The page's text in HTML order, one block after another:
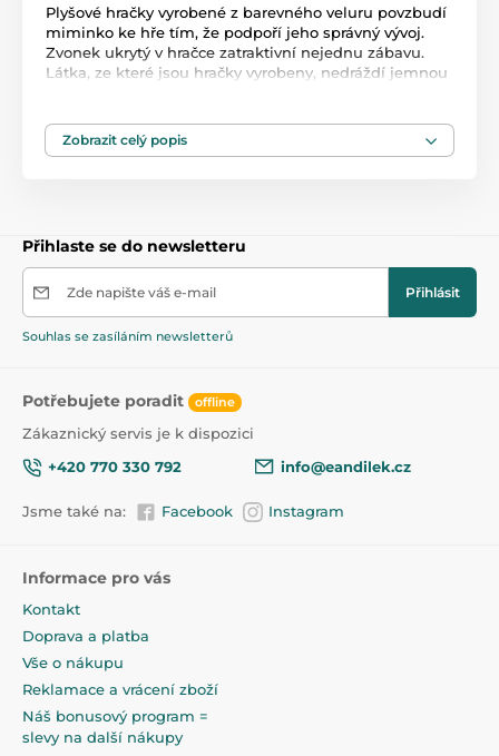
Plyšové hračky vyrobené z barevného veluru povzbudí
miminko ke hře tím, že podpoří jeho správný vývoj.
Zvonek ukrytý v hračce zatraktivní nejednu zábavu.
Látka, ze které jsou hračky vyrobeny, nedráždí jemnou
Produkt je zařazen v kategoriích
Zobrazit celý popis
Přihlaste se do newsletteru
Zde napište váš e-mail Přihlásit
Souhlas se zasíláním newsletterů
Potřebujete poradit offline
Zákaznický servis je k dispozici
+420 770 330 792
info@eandilek.cz
Jsme také na: Facebook Instagram
Informace pro vás
Kontakt
Doprava a platba
Vše o nákupu
Reklamace a vrácení zboží
Náš bonusový program =
slevy na další nákupy